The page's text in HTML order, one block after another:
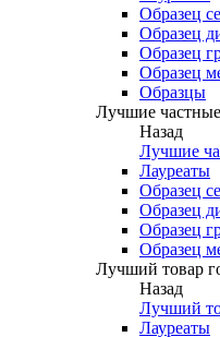
Образец
Образец
Образец
Образец
Образцы
Лучшие
Назад
Лучшие
Лауреаты
Образец
Образец
Образец
Образец
Лучший товар
Назад
Лучший
Лауреаты